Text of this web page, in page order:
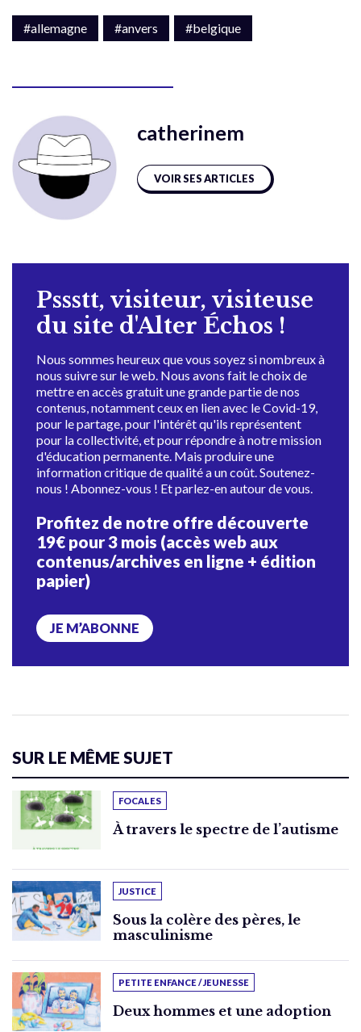
#allemagne #anvers #belgique
catherinem
VOIR SES ARTICLES
Pssstt, visiteur, visiteuse
du site d'Alter Échos !
Nous sommes heureux que vous soyez si nombreux à
nous suivre sur le web. Nous avons fait le choix de
mettre en accès gratuit une grande partie de nos
contenus, notamment ceux en lien avec le Covid-19,
pour le partage, pour l'intérêt qu'ils représentent
pour la collectivité, et pour répondre à notre mission
d'éducation permanente. Mais produire une
information critique de qualité a un coût. Soutenez-
nous ! Abonnez-vous ! Et parlez-en autour de vous.
Profitez de notre offre découverte
19€ pour 3 mois (accès web aux
contenus/archives en ligne + édition
papier)
JE M’ABONNE
SUR LE MÊME SUJET
FOCALES
À travers le spectre de l’autisme
JUSTICE
Sous la colère des pères, le
masculinisme
PETITE ENFANCE / JEUNESSE
Deux hommes et une adoption